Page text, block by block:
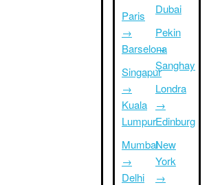
Paris
→
Barselona
Singapur
→
Kuala
Lumpur
Mumbai
→
Delhi
Dubai
Pekin
→
Şanghay
Londra
→
Edinburg
New
York
→